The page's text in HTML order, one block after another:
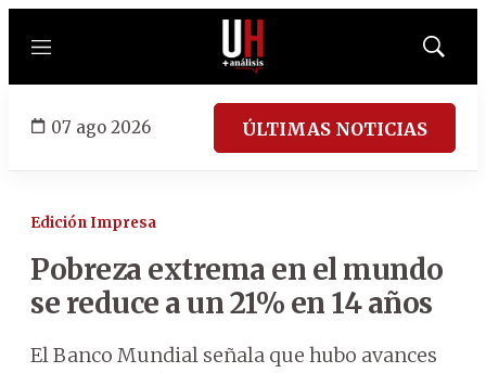
Menú
Mostrar
07 ago 2026 ÚLTIMAS NOTICIAS
Edición Impresa
Pobreza extrema en el mundo
se reduce a un 21% en 14 años
El Banco Mundial señala que hubo avances